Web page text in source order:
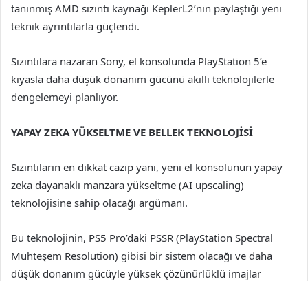
tanınmış AMD sızıntı kaynağı KeplerL2’nin paylaştığı yeni
teknik ayrıntılarla güçlendi.
Sızıntılara nazaran Sony, el konsolunda PlayStation 5’e
kıyasla daha düşük donanım gücünü akıllı teknolojilerle
dengelemeyi planlıyor.
YAPAY ZEKA YÜKSELTME VE BELLEK TEKNOLOJİSİ
Sızıntıların en dikkat cazip yanı, yeni el konsolunun yapay
zeka dayanaklı manzara yükseltme (AI upscaling)
teknolojisine sahip olacağı argümanı.
Bu teknolojinin, PS5 Pro’daki PSSR (PlayStation Spectral
Muhteşem Resolution) gibisi bir sistem olacağı ve daha
düşük donanım gücüyle yüksek çözünürlüklü imajlar